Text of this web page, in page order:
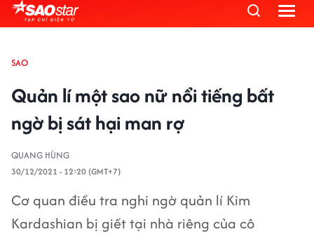
SAO
Quản lí một sao nữ nổi tiếng bất
ngờ bị sát hại man rợ
QUANG HÙNG
30/12/2021 - 12:20 (GMT+7)
Cơ quan điều tra nghi ngờ quản lí Kim
Kardashian bị giết tại nhà riêng của cô